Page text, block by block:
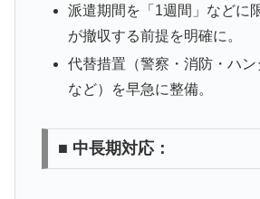
派遣期間を「1週間」などに
が撤収する前提を明確に。
代替措置（警察・消防・ハ
など）を早急に整備。
■ 中長期対応：